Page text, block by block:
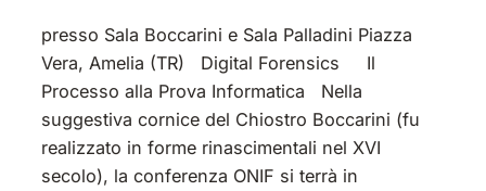
presso Sala Boccarini e Sala Palladini Piazza
Vera, Amelia (TR) Digital Forensics Il
Processo alla Prova Informatica Nella
suggestiva cornice del Chiostro Boccarini (fu
realizzato in forme rinascimentali nel XVI
secolo), la conferenza ONIF si terrà in